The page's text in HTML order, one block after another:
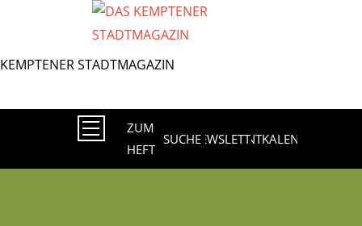
Inhalt
ZUM
HEFT
SUCHENEWSLETTEREVENTKALENDER